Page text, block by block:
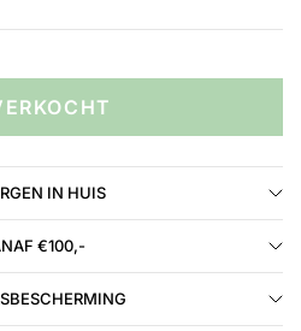
IN HUIS
€100,-